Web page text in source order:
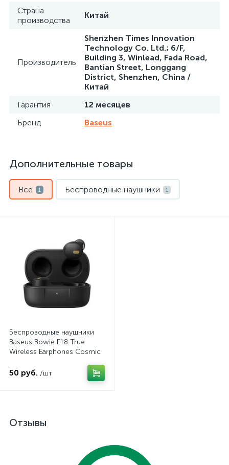
Страна
производства
Китай
Производитель
Shenzhen Times Innovation
Technology Co. Ltd.; 6/F,
Building 3, Winlead, Fada Road,
Bantian Street, Longgang
District, Shenzhen, China /
Китай
Гарантия
12 месяцев
Бренд
Baseus
Дополнительные товары
Все 1 Беспроводные наушники 1
Беспроводные наушники
Baseus Bowie E18 True
Wireless Earphones Cosmic
50 руб. /шт
Отзывы